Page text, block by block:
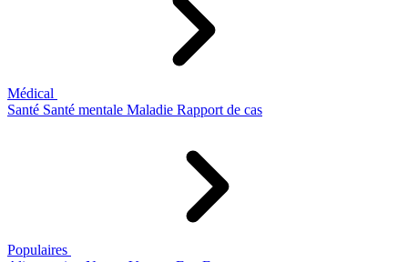
Médical
Santé Santé mentale Maladie Rapport de cas
Populaires